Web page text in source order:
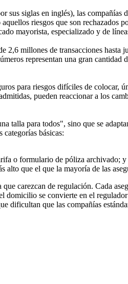
siglas en inglés), las
riesgos que son
mayorista, especializado y de
millones de transacciones
representan una gran
para riesgos difíciles de colocar,
pueden reaccionar a los
talla para todos", sino que se
categorías básicas:
o formulario de póliza archivado; y
que el que la mayoría de las
carezcan de regulación. Cada
se convierte en el
dificultan que las compañías